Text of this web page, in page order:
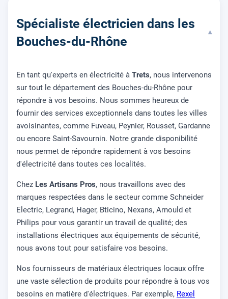
Spécialiste électricien dans les
Bouches-du-Rhône
▾
En tant qu'experts en électricité à Trets, nous intervenons
sur tout le département des Bouches-du-Rhône pour
répondre à vos besoins. Nous sommes heureux de
fournir des services exceptionnels dans toutes les villes
avoisinantes, comme Fuveau, Peynier, Rousset, Gardanne
ou encore Saint-Savournin. Notre grande disponibilité
nous permet de répondre rapidement à vos besoins
d'électricité dans toutes ces localités.
Chez Les Artisans Pros, nous travaillons avec des
marques respectées dans le secteur comme Schneider
Electric, Legrand, Hager, Bticino, Nexans, Arnould et
Philips pour vous garantir un travail de qualité; des
installations électriques aux équipements de sécurité,
nous avons tout pour satisfaire vos besoins.
Nos fournisseurs de matériaux électriques locaux offre
une vaste sélection de produits pour répondre à tous vos
besoins en matière d'électriques. Par exemple, Rexel